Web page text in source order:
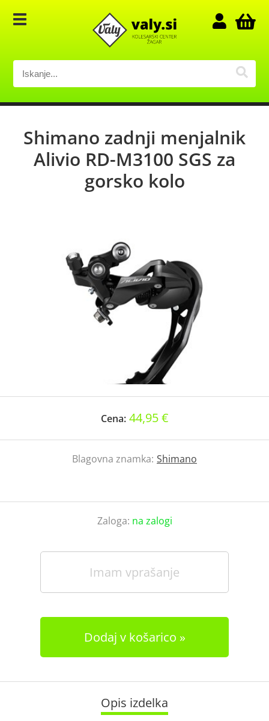
Shimano zadnji menjalnik
Alivio RD-M3100 SGS za
gorsko kolo
Cena: 44,95 €
Blagovna znamka: Shimano
Zaloga: na zalogi
Imam vprašanje
Dodaj v košarico
Opis izdelka